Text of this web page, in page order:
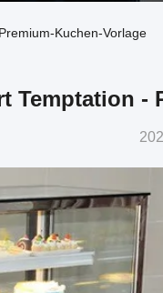
Kuchen-Vorlage
Temptation -